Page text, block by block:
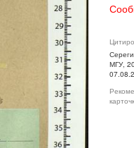
МГУ,